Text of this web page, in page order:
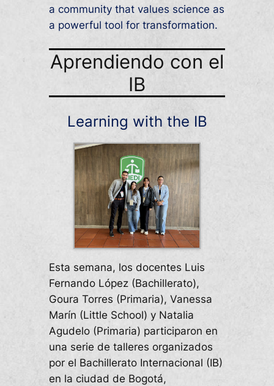
a community that values science as
a powerful tool for transformation.
Aprendiendo con el
IB
Learning with the IB
Esta semana, los docentes Luis
Fernando López (Bachillerato),
Goura Torres (Primaria), Vanessa
Marín (Little School) y Natalia
Agudelo (Primaria) participaron en
una serie de talleres organizados
por el Bachillerato Internacional (IB)
en la ciudad de Bogotá,